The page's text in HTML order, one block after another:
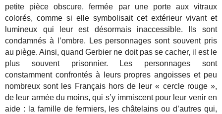
petite pièce obscure, fermée par une porte aux vitraux
colorés, comme si elle symbolisait cet extérieur vivant et
lumineux qui leur est désormais inaccessible. Ils sont
condamnés à l’ombre. Les personnages sont souvent pris
au piège. Ainsi, quand Gerbier ne doit pas se cacher, il est le
plus souvent prisonnier. Les personnages sont
constamment confrontés à leurs propres angoisses et peu
nombreux sont les Français hors de leur « cercle rouge »,
de leur armée du moins, qui s’y immiscent pour leur venir en
aide : la famille de fermiers, les châtelains ou d’autres qui,